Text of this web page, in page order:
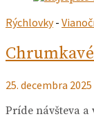
Rýchlovky-
25. decembra 2025
Príde návšteva a